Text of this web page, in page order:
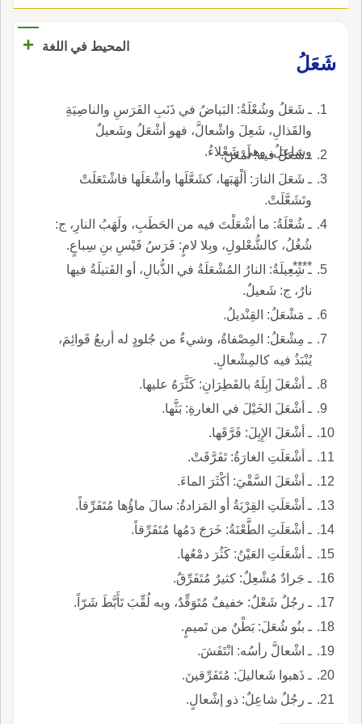
المحيط في اللغة
+
شَعَلُ
ـ شَعَلُ وشُعْلَةُ: البَياضُ في ذَنَبِ الفَرَسِ والناصِيَةِ
والقَذالِ، شَعِلَ واشْعالَّ، فهو أشْعَلُ وشَعيلٌ
وشاعِلٌ، وهي شَعْلاءُ.
ـ شَعَلَ فيه: أَمْعَنَ.
ـ شَعَلَ النارَ: ألْهَبَها، كشَعَّلَها وأشْعَلَها فاشْتَعَلَتْ
وتَشَعَّلَتْ.
ـ شُعْلَةُ: ما أشْعَلْتَ فيه من الحَطَبِ، ولَهَبُ النارِ، ج:
شُغُلُ، كالشُّعْلولِ، وبِلا لامٍ: فَرَسُ قَيْسِ بنِ سِباعٍ.
****.
ـ شِعِيلَةُ: النارُ المُشْعَلَةُ في الذُّبالِ، أو الفَتيلَةُ فيها
نارٌ، ج: شَعيلٌ.
ـ مَشْعَلُ: القِنْديلُ.
ـ مِشْعَلُ: المِصْفاةُ، وشيءٌ من جُلودٍ له أربعُ قَوائِمَ،
يُنْبَذُ فيه كالمِشْعالِ.
ـ أشْعَلَ إبِلَهُ بالقَطِرَانِ: كَثَّرَهُ عليها.
ـ أشْعَلَ الخَيْلَ في الغارةِ: بَثَّها.
ـ أشْعَلَ الإِبِلَ: فَرَّقَها.
ـ أشْعَلَتِ الغارَةُ: تَفَرَّقَتْ.
ـ أشْعَلَ السَّقْيَ: أكْثَرَ الماءَ.
ـ أشْعَلَتِ القِرْبَةُ أو المَزادةُ: سالَ ماؤُها مُتَفَرِّقاً.
ـ أشْعَلَتِ الطَّعْنَةُ: خَرَجَ دَمُها مُتَفَرِّقاً.
ـ أشْعَلَتِ العَيْنُ: كَثُرَ دمْعُها.
ـ جَرادٌ مُشْعِلٌ: كثيرٌ مُتَفَرِّقٌ.
ـ رجُلٌ شَعْلٌ: خفيفٌ مُتَوَقِّدٌ، وبه لُقِّبَ تَأَبَّطَ شَرّاً.
ـ بنُو شُعَلَ: بَطْنٌ من تَميمٍ.
ـ اشْعالَّ رأسُه: انْتَفَشَ.
ـ ذَهبوا شَعاليلَ: مُتَفَرِّقينَ.
ـ رجُلٌ شاعِلٌ: ذو إشْعالٍ.